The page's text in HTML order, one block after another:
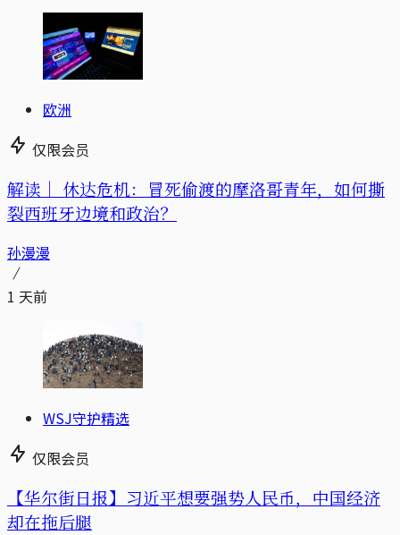
欧洲
仅限会员
解读｜ 休达危机：冒死偷渡的摩洛哥青年，如何撕
裂西班牙边境和政治？
孙漫漫
1 天前
WSJ守护精选
仅限会员
【华尔街日报】习近平想要强势人民币，中国经济
却在拖后腿